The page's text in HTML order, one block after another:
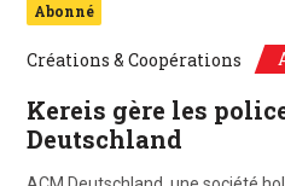
Abonné
Créations & Coopérations
Kereis gère les
Deutschland